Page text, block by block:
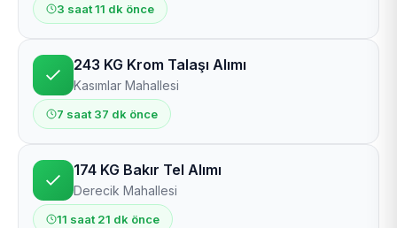
3 saat 11 dk önce
243 KG Krom Talaşı Alımı
Kasımlar Mahallesi
7 saat 37 dk önce
174 KG Bakır Tel Alımı
Derecik Mahallesi
11 saat 21 dk önce